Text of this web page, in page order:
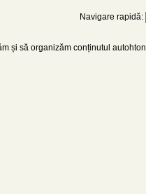
Navigare rapidă:
și să organizăm conținutul